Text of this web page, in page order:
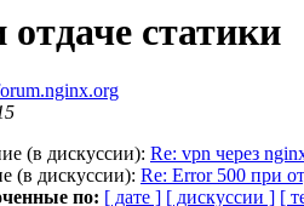
статики
(в дискуссии): Re: vpn через
(в дискуссии): Re: Error 500 при
по: [ дате ] [ дискуссии ] [